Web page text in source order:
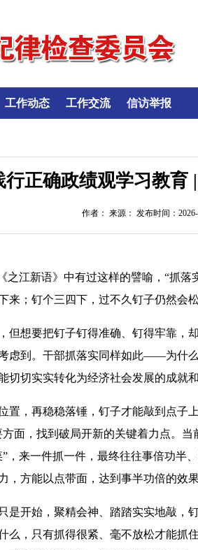
工作动态 工作交流 信访举报
行正确政绩观学习教育
作者： 来源： 发布时间：
之江新语》中有过这样的譬喻，“抓
来；钉个三四下，过不久钉子仍然会
但想要把钉子钉得准确、钉得牢靠，
虑到。干部抓落实同样如此——为什
切切实实转化为经济社会发展的成就
置，再稳稳落锤，钉子才能敲到点子
面，找到破局开新的关键着力点。
，来一件抓一件，最终往往事倍功半
，方能以点带面，达到事半功倍的效果
是开始，聚精会神、踏踏实实地敲
么，只有抓得很紧、毫不放松才能抓